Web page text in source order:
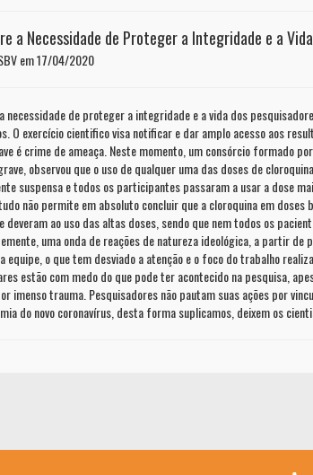
a Necessidade de Proteger a Integridade e a
em 17/04/2020
necessidade de proteger a integridade e a vida dos
O exercício cientifico visa notificar e dar amplo acesso aos
é crime de ameaça. Neste momento, um consórcio formado
observou que o uso de qualquer uma das doses de
suspensa e todos os participantes passaram a usar a dose
não permite em absoluto concluir que a cloroquina em
deveram ao uso das altas doses, sendo que nem todos os
uma onda de reações de natureza ideológica, a partir
equipe, o que tem desviado a atenção e o foco do trabalho
estão com medo do que pode ter acontecido na pesquisa,
imenso trauma. Pesquisadores não pautam suas ações por
do novo coronavírus, desta forma suplicamos, deixem os